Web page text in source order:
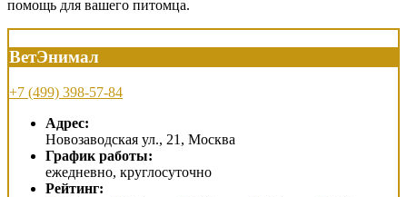
помощь для вашего питомца.
ВетЭнимал
+7 (499) 398-57-84
Адрес:
Новозаводская ул., 21, Москва
График работы:
ежедневно, круглосуточно
Рейтинг: